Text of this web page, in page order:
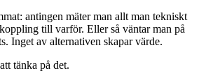
antingen mäter man allt man tekniskt
till varför. Eller så väntar man på
Inget av alternativen skapar värde.
tänka på det.